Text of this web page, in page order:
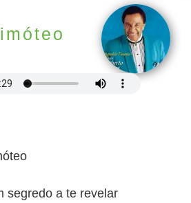
segredo a te revelar